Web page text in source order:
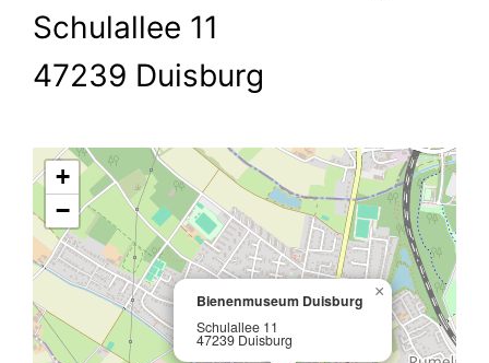
Schulallee 11
47239 Duisburg
Bienenmuseum Duisburg
Schulallee 11
47239 Duisburg
×
+
−